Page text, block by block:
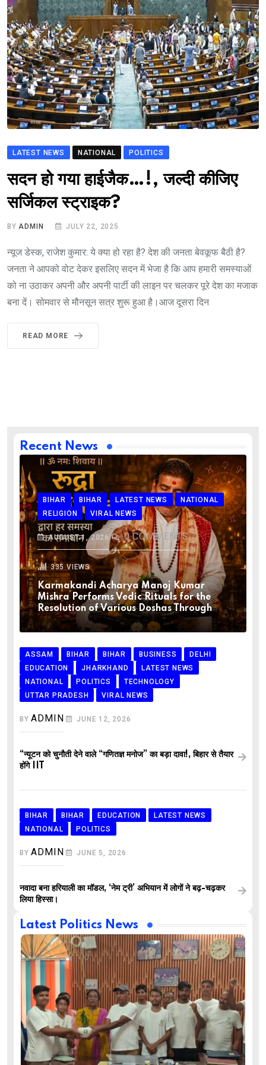
LATEST NEWS NATIONAL POLITICS
सदन हो गया हाईजैक…!, जल्दी कीजिए
सर्जिकल स्ट्राइक?
BY ADMIN JULY 22, 2025
न्यूज डेस्क, राजेश कुमार: ये क्या हो रहा है? देश की जनता बेवकूफ बैठी है?
जनता ने आपको वोट देकर इसलिए सदन में भेजा है कि आप हमारी समस्याओं
को ना उठाकर अपनी और अपनी पार्टी की लाइन पर चलकर पूरे देश का मजाक
बना दें। सोमवार से मौनसून सत्र शुरू हुआ है।आज दूसरा दिन
READ MORE
Recent News
BIHAR BIHAR LATEST NEWS
NATIONAL
RELIGION
VIRAL NEWS
AUGUST 1, 2026 0COMMENTS
335 VIEWS
Karmakandi Acharya Manoj Kumar
Mishra Performs Vedic Rituals for the
Resolution of Various Doshas Through
ASSAM BIHAR BIHAR BUSINESS
DELHI
EDUCATION
JHARKHAND
LATEST NEWS
NATIONAL
POLITICS
TECHNOLOGY
UTTAR PRADESH
VIRAL NEWS
BYADMIN JUNE 12, 2026
“न्यूटन को चुनौती देने वाले “गणितज्ञ मनोज” का बड़ा दावा!, बिहार से तैयार
होंगे IIT
BIHAR BIHAR EDUCATION
LATEST NEWS
NATIONAL
POLITICS
BYADMIN JUNE 5, 2026
नवादा बना हरियाली का मॉडल, ‘नेम ट्री’ अभियान में लोगों ने बढ़-चढ़कर
लिया हिस्सा।
Latest Politics News